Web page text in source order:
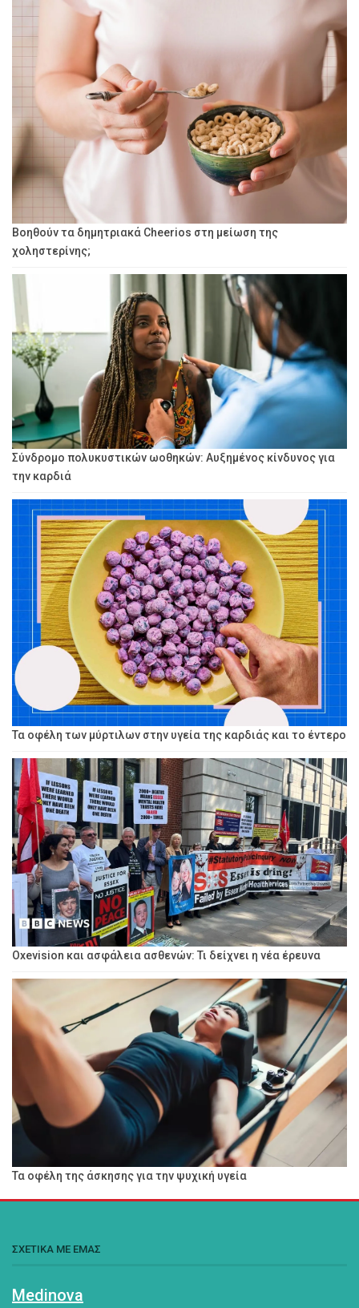
Βοηθούν τα δημητριακά Cheerios στη μείωση της
χοληστερίνης;
Σύνδρομο πολυκυστικών ωοθηκών: Αυξημένος κίνδυνος για
την καρδιά
Τα οφέλη των μύρτιλων στην υγεία της καρδιάς και το έντερο
Oxevision και ασφάλεια ασθενών: Τι δείχνει η νέα έρευνα
Τα οφέλη της άσκησης για την ψυχική υγεία
ΣΧΕΤΙΚΑ ΜΕ ΕΜΑΣ
Medinova